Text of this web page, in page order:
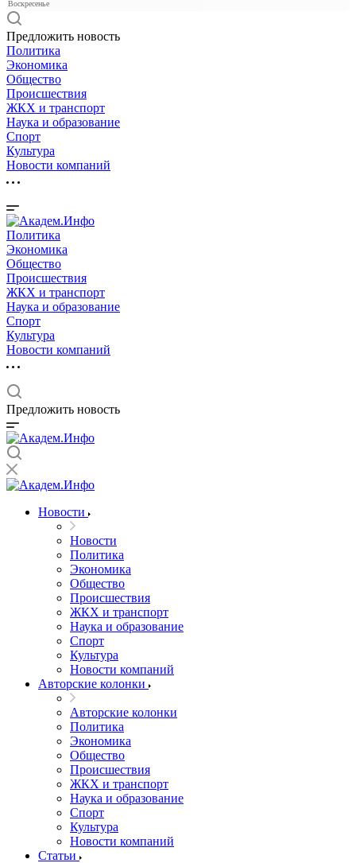
Воскресенье
Предложить новость
Политика
Экономика
Общество
Происшествия
ЖКХ и транспорт
Наука и образование
Спорт
Культура
Новости компаний
Политика
Экономика
Общество
Происшествия
ЖКХ и транспорт
Наука и образование
Спорт
Культура
Новости компаний
Предложить новость
Новости
Новости
Политика
Экономика
Общество
Происшествия
ЖКХ и транспорт
Наука и образование
Спорт
Культура
Новости компаний
Авторские колонки
Авторские колонки
Политика
Экономика
Общество
Происшествия
ЖКХ и транспорт
Наука и образование
Спорт
Культура
Новости компаний
Статьи